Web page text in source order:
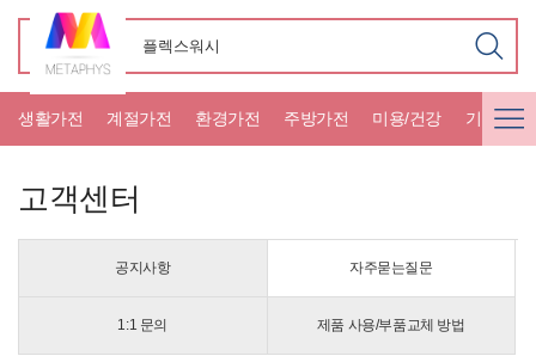
생활가전 계절가전 환경가전 주방가전 미용/건강 기타가전
고객센터
공지사항 자주묻는질문
1:1 문의 제품 사용/부품교체 방법